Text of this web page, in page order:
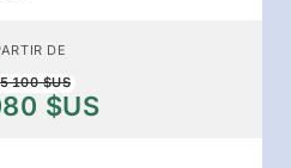
DE
100 $US
$US